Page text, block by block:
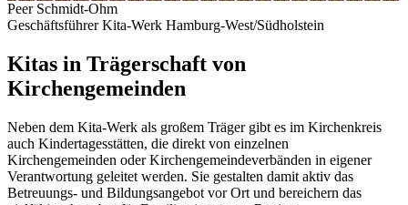
Peer Schmidt-Ohm
Geschäftsführer Kita-Werk Hamburg-West/Südholstein
Kitas in Trägerschaft von
Kirchengemeinden
Neben dem Kita-Werk als großem Träger gibt es im Kirchenkreis
auch Kindertagesstätten, die direkt von einzelnen
Kirchengemeinden oder Kirchengemeindeverbänden in eigener
Verantwortung geleitet werden. Sie gestalten damit aktiv das
Betreuungs- und Bildungsangebot vor Ort und bereichern das